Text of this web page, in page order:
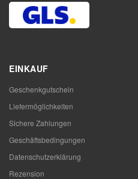
EINKAUF
Geschenkgutschein
Liefermöglichkeiten
Sichere Zahlungen
Geschäftsbedingungen
Datenschutzerklärung
Rezension